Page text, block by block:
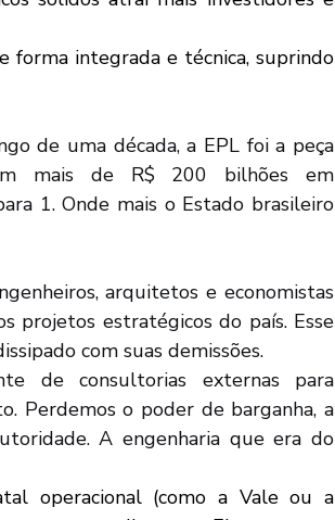
forma integrada e técnica, suprindo
mais de R$ 200 bilhões em
1. Onde mais o Estado brasileiro
projetos estratégicos do país. Esse
com suas demissões.
Perdemos o poder de barganha, a
A engenharia que era do